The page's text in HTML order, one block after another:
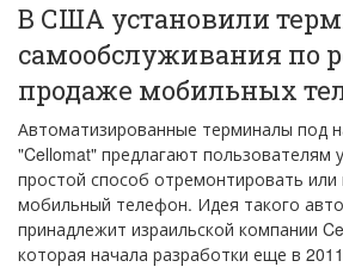
В США установили
самообслуживания по
продаже мобильных
Автоматизированные терминалы под
"Cellomat" предлагают пользователям
простой способ отремонтировать или
мобильный телефон. Идея такого
принадлежит израильской компании
которая начала разработки еще в